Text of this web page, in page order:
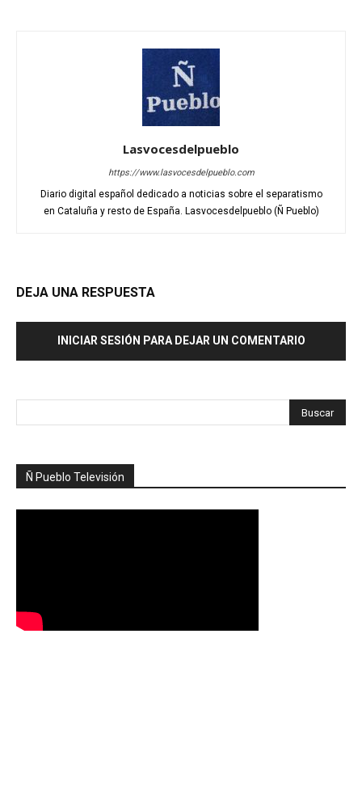
Lasvocesdelpueblo
https://www.lasvocesdelpueblo.com
Diario digital español dedicado a noticias sobre el separatismo
en Cataluña y resto de España. Lasvocesdelpueblo (Ñ Pueblo)
DEJA UNA RESPUESTA
INICIAR SESIÓN PARA DEJAR UN COMENTARIO
Ñ Pueblo Televisión